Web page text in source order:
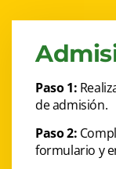
Paso 1:
de admisión.
Paso 2:
formulario y